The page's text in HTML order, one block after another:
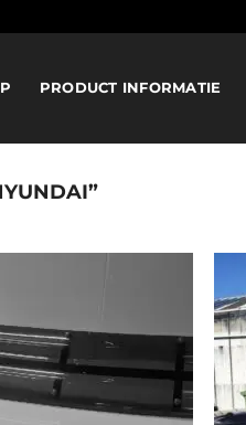
PRODUCT INFORMATIE